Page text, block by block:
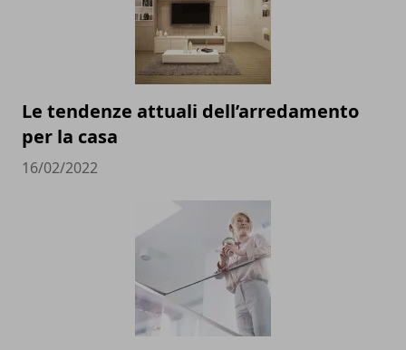
Le tendenze attuali dell’arredamento
per la casa
16/02/2022